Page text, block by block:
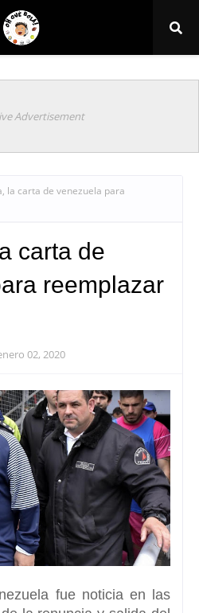
Advertisement
la carta de venezuela para
carta de
reemplazar
02, 2020
fue noticia en las